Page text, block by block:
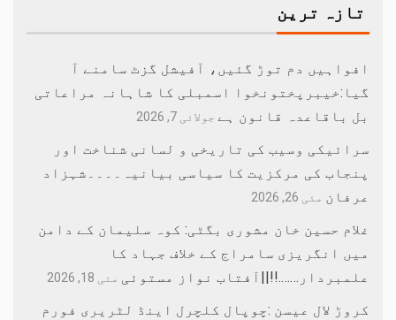
تازہ ترین
افواہیں دم توڑ گئیں، آفیشل گزٹ سامنے آ
گیا:خیبرپختونخوا اسمبلی کا شاہانہ مراعاتی
بل باقاعدہ قانون ہے جولائی 7, 2026
سرائیکی وسیب کی تاریخی و لسانی شناخت اور
پنجاب کی مرکزیت کا سیاسی بیانیہ۔۔۔۔شہزاد
عرفان مئی 26, 2026
غلام حسین خان مشوری بگٹی: کوہ سلیمان کے دامن
میں انگریزی سامراج کے خلاف جہاد کا
علمبردار…….!!||آفتاب نواز مستوئی مئی 18, 2026
کروڑ لال عیسن :چوپال کلچرل اینڈ لٹریری فورم